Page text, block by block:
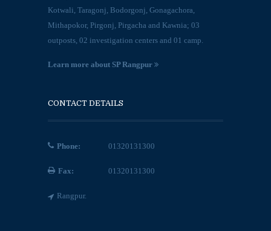
Kotwali, Taragonj, Bodorgonj, Gonagachora,
Mithapokor, Pirgonj, Pirgacha and Kawnia; 03
outposts, 02 investigation centers and 01 camp.
Learn more about SP Rangpur
CONTACT DETAILS
Phone: 01320131300
Fax: 01320131300
Rangpur.